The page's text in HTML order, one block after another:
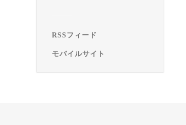
RSSフィード
モバイルサイト